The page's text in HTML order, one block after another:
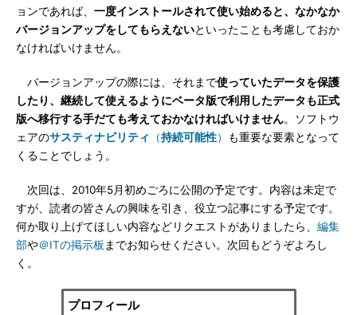
ョンであれば、 一度インストールされて使い始めると、なかなか
バージョンアップをしてもらえないといったことも考慮しておか
なければいけません。
バージョンアップの際には、それまで使っていたデータを保護
したり、継続して使えるようにベータ版で利用したデータも正式
版へ移行する手だても考えておかなければいけません。ソフトウ
ェアのサスティナビリティ （持続可能性）
も重要な要素となって
くることでしょう。
次回は、2010年5月初めごろに公開の予定です。内容は未定で
すが、読者の皆さんの興味を引き、役立つ記事にする予定です。
何か取り上げてほしい内容などリクエストがありましたら、 編集
部や＠ITの掲示板 までお知らせください。次回もどうぞよろし
く。
プロフィール